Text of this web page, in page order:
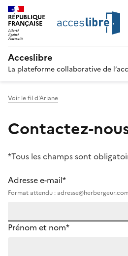
RÉPUBLIQUE
FRANÇAISE
Acceslibre
La plateforme collaborative de
Voir le fil d'Ariane
Contactez-
*Tous les champs sont
Adresse e-mail*
Format attendu :
Prénom et nom*